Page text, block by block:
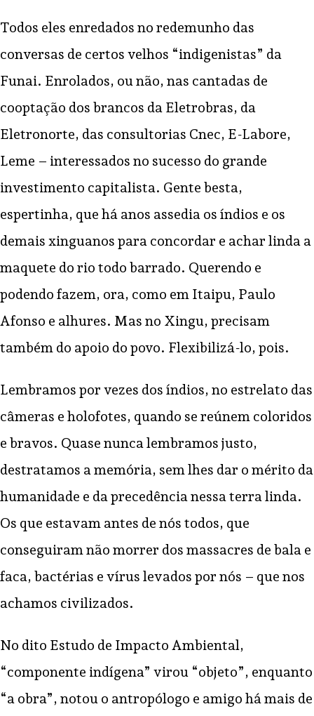
Todos eles enredados no redemunho das
conversas de certos velhos “indigenistas” da
Funai. Enrolados, ou não, nas cantadas de
cooptação dos brancos da Eletrobras, da
Eletronorte, das consultorias Cnec, E-Labore,
Leme – interessados no sucesso do grande
investimento capitalista. Gente besta,
espertinha, que há anos assedia os índios e os
demais xinguanos para concordar e achar linda a
maquete do rio todo barrado. Querendo e
podendo fazem, ora, como em Itaipu, Paulo
Afonso e alhures. Mas no Xingu, precisam
também do apoio do povo. Flexibilizá-lo, pois.
Lembramos por vezes dos índios, no estrelato das
câmeras e holofotes, quando se reúnem coloridos
e bravos. Quase nunca lembramos justo,
destratamos a memória, sem lhes dar o mérito da
humanidade e da precedência nessa terra linda.
Os que estavam antes de nós todos, que
conseguiram não morrer dos massacres de bala e
faca, bactérias e vírus levados por nós – que nos
achamos civilizados.
No dito Estudo de Impacto Ambiental,
“componente indígena” virou “objeto”, enquanto
“a obra”, notou o antropólogo e amigo há mais de